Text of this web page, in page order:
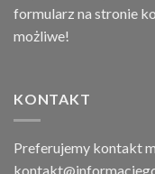
formularz na stronie
możliwe!
KONTAKT
Preferujemy kontakt